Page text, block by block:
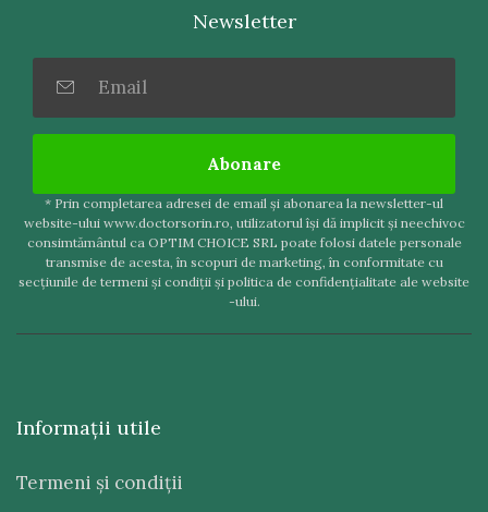
Newsletter
Abonare
* Prin completarea adresei de email şi abonarea la newsletter-ul
website-ului www.doctorsorin.ro, utilizatorul îşi dă implicit şi neechivoc
consimtământul ca OPTIM CHOICE SRL poate folosi datele personale
transmise de acesta, în scopuri de marketing, în conformitate cu
secţiunile de termeni şi condiţii şi politica de confidenţialitate ale website
-ului.
Informaţii utile
Termeni şi condiţii